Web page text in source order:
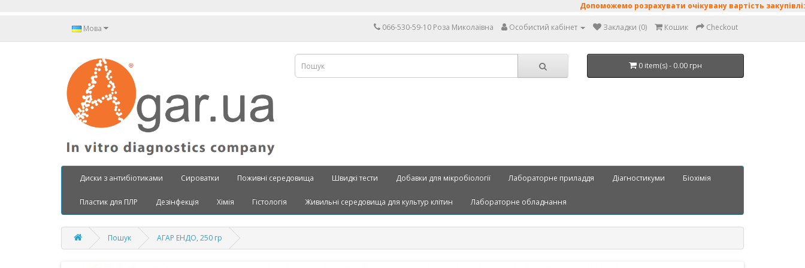
Допоможемо розрахувати очікувану вартість закупівлі:
Мова 066-530-59-10 Роза Миколаївна Особистий кабінет Закладки (0) Кошик Checkout
0 item(s) - 0.00 грн
Диски з антибіотиками Сироватки Поживні середовища Швидкі тести Добавки для мікробіології Лабораторне приладдя Діагностикуми Біохімія
Пластик для ПЛР Дезінфекція Хімія Гістологія Живильні середовища для культур клітин Лабораторне обладнання
Пошук АГАР ЕНДО, 250 гр